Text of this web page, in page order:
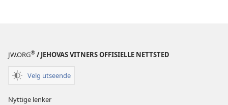
JW.ORG® / JEHOVAS VITNERS OFFISIELLE NETTSTED
Velg utseende
Nyttige lenker